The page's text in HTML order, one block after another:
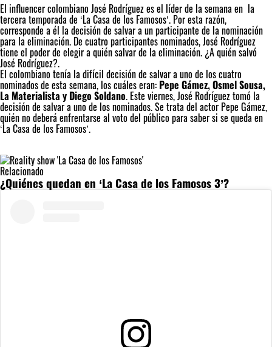
El influencer colombianoJosé Rodríguez es el líder de la semana en la
tercera temporada de ‘La Casa de los Famosos’. Por esta razón,
corresponde a él la decisión de salvar a un participante de la nominación
para la eliminación. De cuatro participantes nominados, José Rodríguez
tiene el poder de elegir a quién salvar de la eliminación. ¿A quién salvó
José Rodríguez?.
El colombiano tenía la difícil decisión de salvar a uno de los cuatro
nominados de esta semana, los cuáles eran: Pepe Gámez, Osmel Sousa,
La Materialista y Diego Soldano. Este viernes, José Rodríguez tomó la
decisión de salvar a uno de los nominados. Se trata del actor Pepe Gámez,
quién no deberá enfrentarse al voto del público para saber si se queda en
‘La Casa de los Famosos’.
Relacionado
¿Quiénes quedan en ‘La Casa de los Famosos 3’?